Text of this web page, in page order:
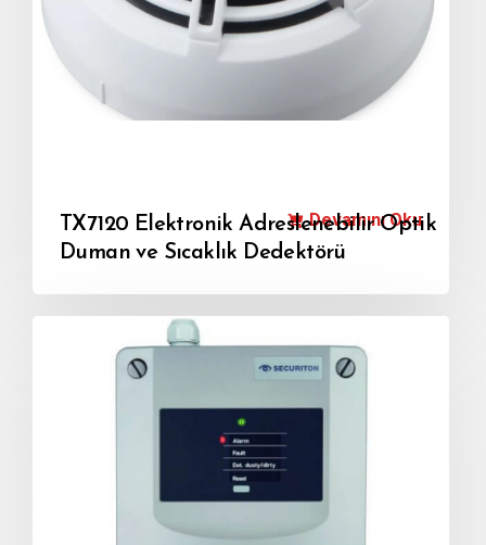
TX7120 Elektronik Adreslenebilir Optik
Duman ve Sıcaklık Dedektörü
Devamını Oku